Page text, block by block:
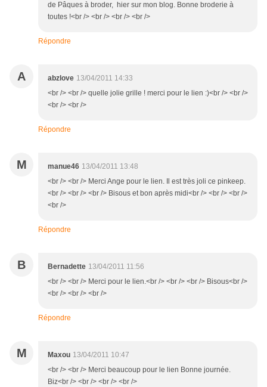
de Pâques à broder, hier sur mon blog. Bonne broderie à
toutes !<br /> <br /> <br /> <br />
Répondre
A abzlove 13/04/2011 14:33
<br /> <br /> quelle jolie grille ! merci pour le lien :)<br /> <br />
<br /> <br />
Répondre
M manue46 13/04/2011 13:48
<br /> <br /> Merci Ange pour le lien. Il est très joli ce pinkeep.
<br /> <br /> <br /> Bisous et bon après midi<br /> <br /> <br />
<br />
Répondre
B Bernadette 13/04/2011 11:56
<br /> <br /> Merci pour le lien.<br /> <br /> <br /> Bisous<br />
<br /> <br /> <br />
Répondre
M Maxou 13/04/2011 10:47
<br /> <br /> Merci beaucoup pour le lien Bonne journée.
Biz<br /> <br /> <br /> <br />